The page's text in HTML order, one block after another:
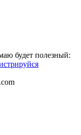
будет полезный: